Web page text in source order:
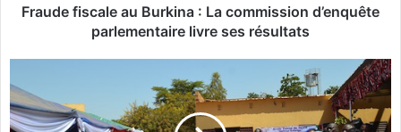
a
u
B
Fraude fiscale au Burkina : La commission d’enquête
parlementaire livre ses résultats
’
E
c